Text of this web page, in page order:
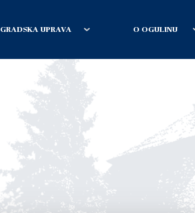
GRADSKA UPRAVA O OGULINU